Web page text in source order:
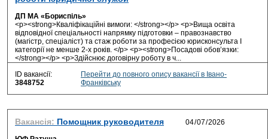
ДП МА «Бориспіль»
<p><strong>Кваліфікаційні вимоги: </strong></p> <p>Вища освіта
відповідної спеціальності напрямку підготовки – правознавство
(магістр, спеціаліст) та стаж роботи за професією юрисконсульта І
категорії не менше 2-х років. </p> <p><strong>Посадові обов’язки:
</strong></p> <p>Здійснює договірну роботу в ч...
ID вакансії:
3848752
Перейти до повного опису вакансії в Івано-
Франківську
Вакансія: Помощник руководителя